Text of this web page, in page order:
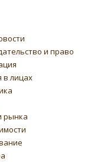
и право
в лицах
рынка